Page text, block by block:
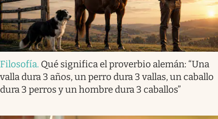
Filosofía. Qué significa el proverbio alemán: “Una
valla dura 3 años, un perro dura 3 vallas, un caballo
dura 3 perros y un hombre dura 3 caballos”